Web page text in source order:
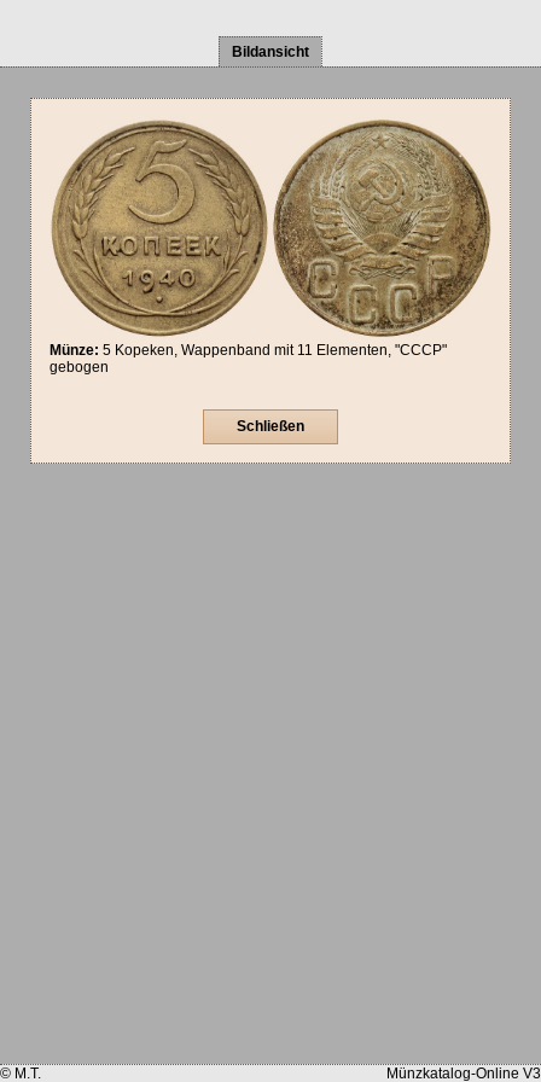
Bildansicht
Münze:5 Kopeken, Wappenband mit 11 Elementen, "CCCP"
gebogen
Schließen
© M.T. Münzkatalog-Online V3